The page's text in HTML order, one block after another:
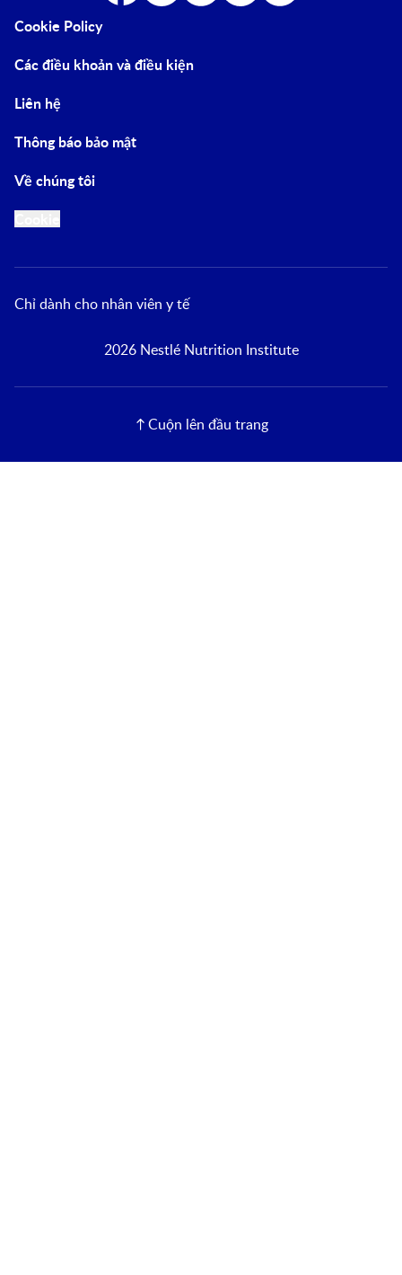
Cookie Policy
Các điều khoản và điều kiện
Liên hệ
Thông báo bảo mật
Về chúng tôi
Chỉ dành cho nhân viên y tế
2026 Nestlé Nutrition Institute
Cuộn lên đầu trang